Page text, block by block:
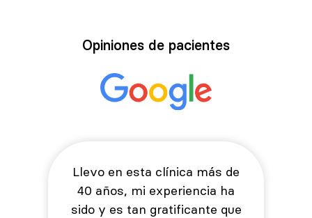
Opiniones de pacientes
Llevo en esta clínica más de
40 años, mi experiencia ha
sido y es tan gratificante que